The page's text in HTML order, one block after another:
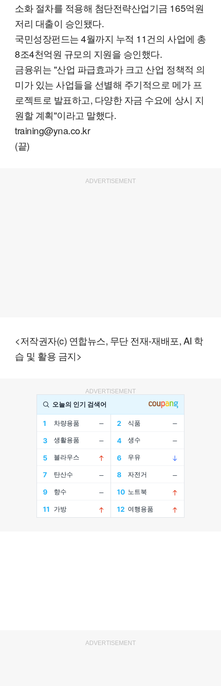
소화 절차를 적용해 첨단전략산업기금 165억원
저리 대출이 승인됐다.
국민성장펀드는 4월까지 누적 11건의 사업에 총
8조4천억원 규모의 지원을 승인했다.
금융위는 "산업 파급효과가 크고 산업 정책적 의
미가 있는 사업들을 선별해 주기적으로 메가 프
로젝트로 발표하고, 다양한 자금 수요에 상시 지
원할 계획"이라고 말했다.
training@yna.co.kr
(끝)
ADVERTISEMENT
<저작권자(c) 연합뉴스, 무단 전재-재배포, AI 학
습 및 활용 금지>
ADVERTISEMENT
ADVERTISEMENT